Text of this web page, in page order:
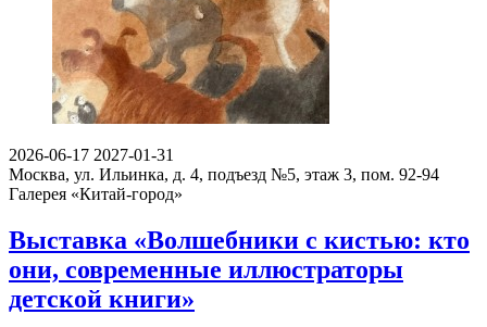
2026-06-17 2027-01-31
Москва, ул. Ильинка, д. 4, подъезд №5, этаж 3, пом. 92-94
Галерея «Китай-город»
Выставка «Волшебники с кистью: кто
они, современные иллюстраторы
детской книги»